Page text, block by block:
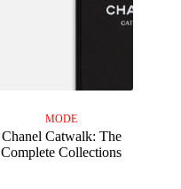
MODE
Chanel Catwalk: The
Complete Collections